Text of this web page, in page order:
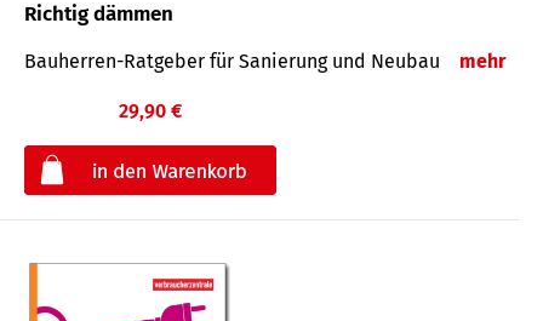
Richtig dämmen
Bauherren-Ratgeber für Sanierung und Neubau mehr
29,90 €